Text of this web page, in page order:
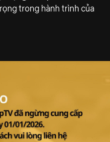
trong hành trình của